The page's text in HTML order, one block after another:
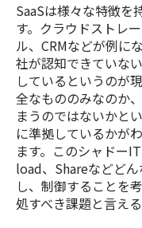
SaaSは様々な特徴を
す。クラウドストレ
ル、CRMなどが例に
社が認知できていな
しているというのが
全なもののみなのか
まうのではないかと
に準拠しているかが
ます。このシャドー
load、Shareなどど
し、制御することを
処すべき課題と言え